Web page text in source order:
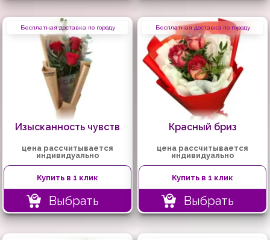
Бесплатная доставка по городу
Изысканность чувств
цена рассчитывается
индивидуально
Купить в 1 клик
Выбрать
Бесплатная доставка по городу
Красный бриз
цена рассчитывается
индивидуально
Купить в 1 клик
Выбрать